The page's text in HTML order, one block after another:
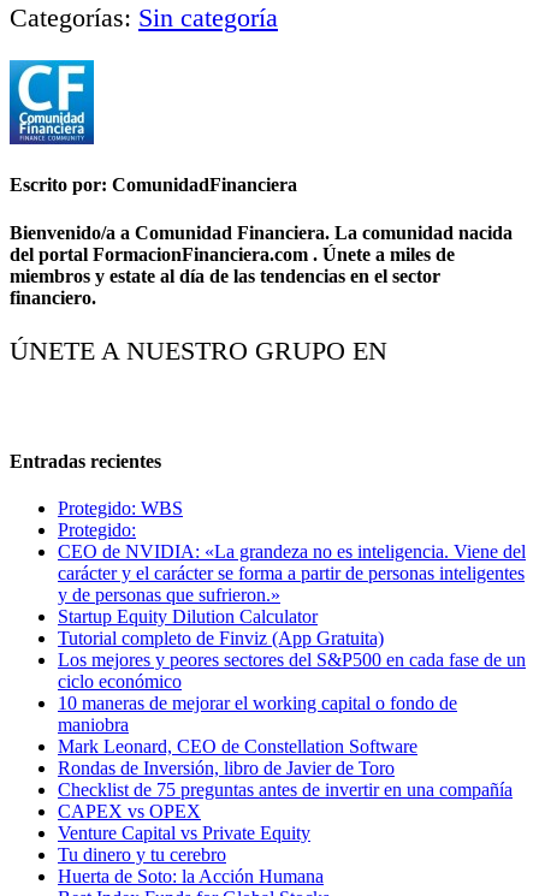
Categorías: Sin categoría
Escrito por: ComunidadFinanciera
Bienvenido/a a Comunidad Financiera. La comunidad nacida
del portal FormacionFinanciera.com . Únete a miles de
miembros y estate al día de las tendencias en el sector
financiero.
ÚNETE A NUESTRO GRUPO EN
Entradas recientes
Protegido: WBS
Protegido:
CEO de NVIDIA: «La grandeza no es inteligencia. Viene del
carácter y el carácter se forma a partir de personas inteligentes
y de personas que sufrieron.»
Startup Equity Dilution Calculator
Tutorial completo de Finviz (App Gratuita)
Los mejores y peores sectores del S&P500 en cada fase de un
ciclo económico
10 maneras de mejorar el working capital o fondo de
maniobra
Mark Leonard, CEO de Constellation Software
Rondas de Inversión, libro de Javier de Toro
Checklist de 75 preguntas antes de invertir en una compañía
CAPEX vs OPEX
Venture Capital vs Private Equity
Tu dinero y tu cerebro
Huerta de Soto: la Acción Humana